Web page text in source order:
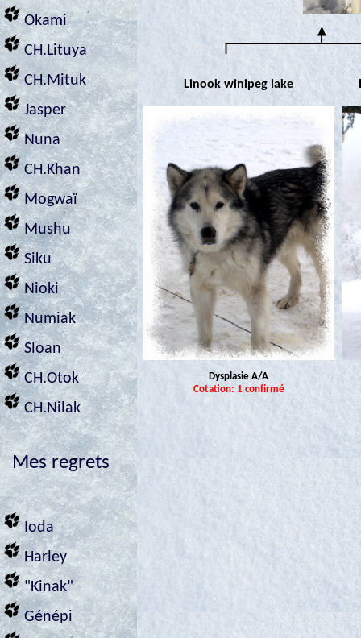
Okami
CH.Lituya
CH.Mituk
Jasper
Nuna
CH.Khan
Mogwaï
Mushu
Siku
Nioki
Numiak
Sloan
CH.Otok
CH.Nilak
Mes regrets
Ioda
Harley
"Kinak"
Génépi
Linook winipeg lake
Dysplasie A/A
Cotation: 1 confirmé